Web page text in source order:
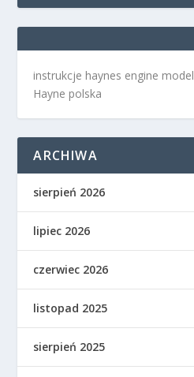
instrukcje haynes engine model
Hayne polska
ARCHIWA
sierpień 2026
lipiec 2026
czerwiec 2026
listopad 2025
sierpień 2025